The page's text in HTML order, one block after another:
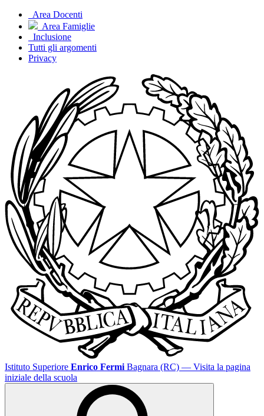
Area Docenti
Area Famiglie
Inclusione
Tutti gli argomenti
Privacy
Istituto Superiore Enrico Fermi Bagnara (RC) — Visita la pagina
iniziale della scuola